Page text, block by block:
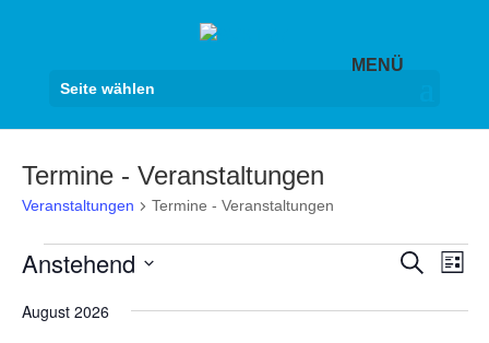
Seite wählen
Termine - Veranstaltungen
Veranstaltungen Termine - Veranstaltungen
Veranstaltungen
und
Suche
Liste
Anstehend
wählen.
August 2026